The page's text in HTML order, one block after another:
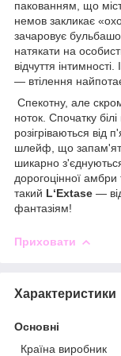
пакованням, що
немов закликає
зачаровує
натякати на
відчуття
— втілення
Спекотну, але
ноток. Спочатку
розігріваються від
шлейф, що
шикарно
дорогоцінної
такий L‘Extase —
фантазіям!
Приховати
Характеристики
Основні
Країна виробник